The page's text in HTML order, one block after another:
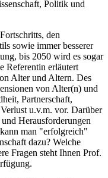
Politik und
den
sowie immer besserer
bis 2050 wird es sogar
Referentin erläutert
Alter und Altern. Des
von Alter(n) und
Partnerschaft,
u.v.m. vor. Darüber
Herausforderungen
man "erfolgreich"
dazu? Welche
Fragen steht Ihnen Prof.